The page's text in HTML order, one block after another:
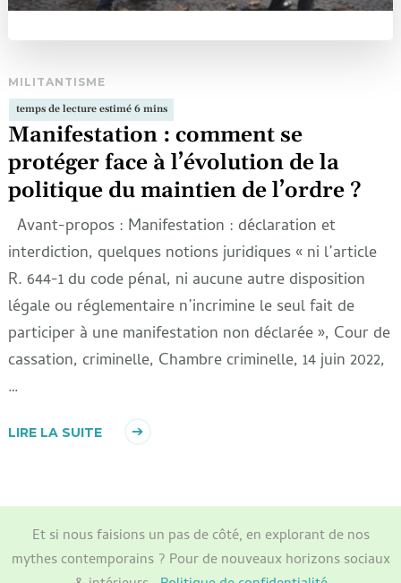
MILITANTISME
Manifestation : comment se
protéger face à l’évolution de la
politique du maintien de l’ordre ?
Avant-propos : Manifestation : déclaration et
interdiction, quelques notions juridiques « ni l’article
R. 644-1 du code pénal, ni aucune autre disposition
légale ou réglementaire n’incrimine le seul fait de
participer à une manifestation non déclarée », Cour de
cassation, criminelle, Chambre criminelle, 14 juin 2022,
…
LIRE LA SUITE
Et si nous faisions un pas de côté, en explorant de nos
mythes contemporains ? Pour de nouveaux horizons sociaux